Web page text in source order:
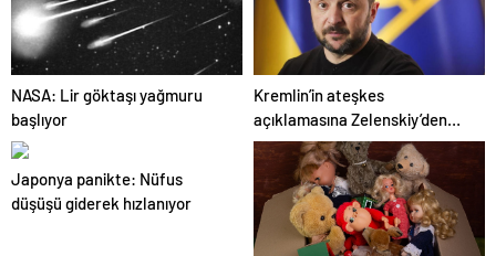
NASA: Lir göktaşı yağmuru
başlıyor
Kremlin’in ateşkes
açıklamasına Zelenskiy’den
jet hızıyla yalanlama!
Japonya panikte: Nüfus
düşüşü giderek hızlanıyor